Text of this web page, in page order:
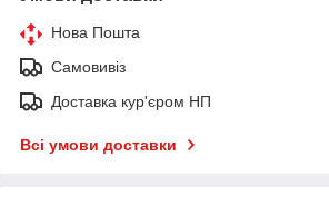
Нова Пошта
Самовивіз
Доставка кур'єром НП
Всі умови доставки